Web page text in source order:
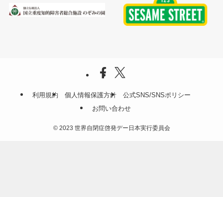
利用規約 個人情報保護方針
公式SNS/SNSポリシー
お問い合わせ
©2023 世界自閉症啓発デー日本実行委員会